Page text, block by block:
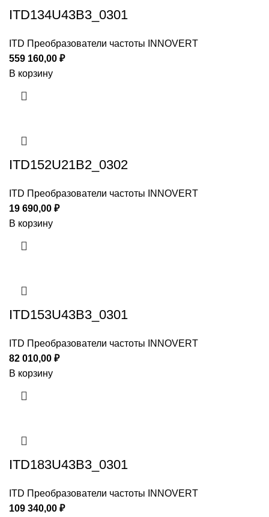
ITD134U43B3_0301
ITD Преобразователи частоты INNOVERT
559 160,00 ₽
В корзину
ITD152U21B2_0302
ITD Преобразователи частоты INNOVERT
19 690,00 ₽
В корзину
ITD153U43B3_0301
ITD Преобразователи частоты INNOVERT
82 010,00 ₽
В корзину
ITD183U43B3_0301
ITD Преобразователи частоты INNOVERT
109 340,00 ₽